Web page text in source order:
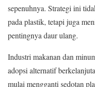
sepenuhnya. Strategi ini
pada plastik, tetapi juga
pentingnya daur ulang.
Industri makanan dan
adopsi alternatif
mulai mengganti sedotan